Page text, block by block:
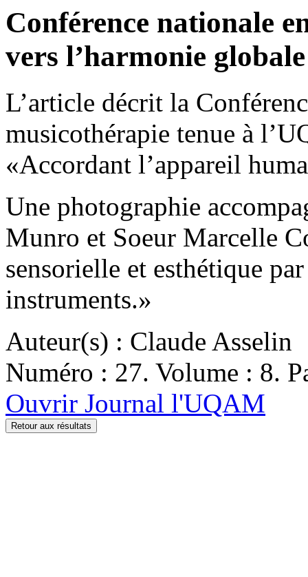
Conférence nationale
vers l’harmonie globale
L’article décrit la
musicothérapie tenue à
«Accordant l’appareil
Une photographie
Munro et Soeur Marcelle
sensorielle et esthétique
instruments.»
Auteur(s) : Claude Asselin
Numéro : 27. Volume : 8.
Ouvrir Journal l'UQAM
Retour aux résultats